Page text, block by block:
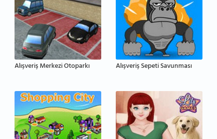
Alışveriş Merkezi Otoparkı Alışveriş Sepeti Savunması